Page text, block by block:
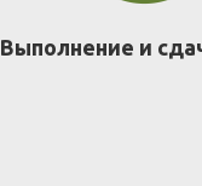
Выполнение и